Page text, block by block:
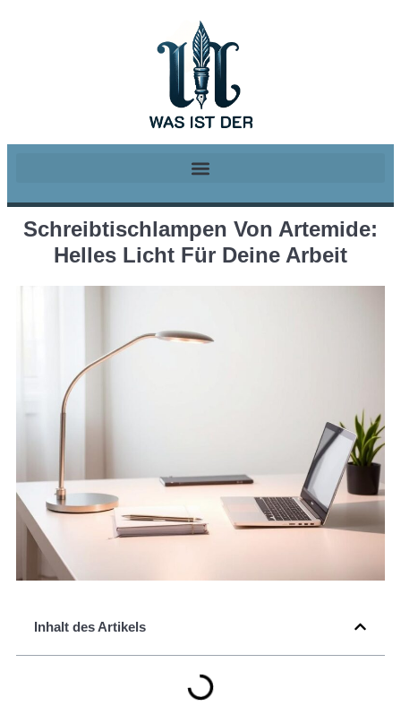
Schreibtischlampen Von Artemide:
Helles Licht Für Deine Arbeit
Inhalt des Artikels